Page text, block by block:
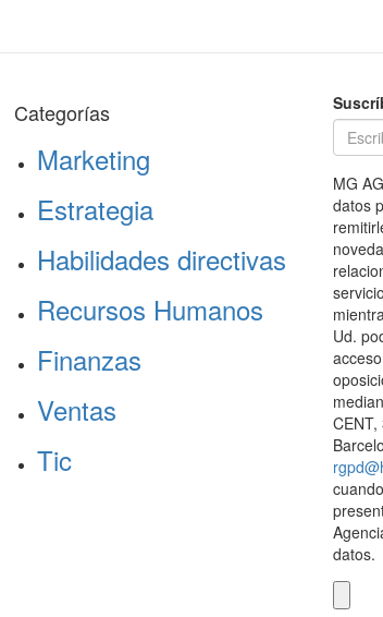
Categorías
Marketing
Estrategia
Habilidades directivas
Recursos Humanos
Finanzas
Ventas
Tic
MG
datos
Ud.
CENT,
datos.